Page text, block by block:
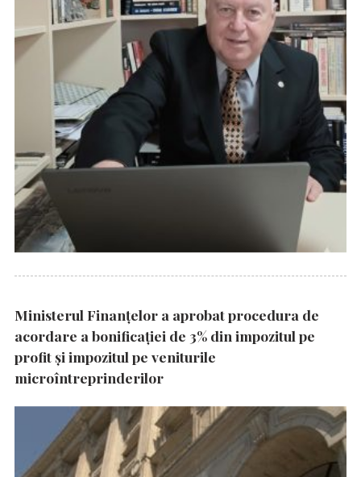
Ministerul Finanțelor a aprobat procedura de
acordare a bonificației de 3% din impozitul pe
profit și impozitul pe veniturile
microîntreprinderilor